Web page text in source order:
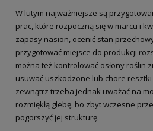
W lutym najważniejsze są
prac, które rozpoczną się w marcu i
zapasy nasion, ocenić stan
przygotować miejsce do produkcji
można też kontrolować osłony roślin
usuwać uszkodzone lub chore
zewnątrz trzeba jednak uważać na
rozmiękłą glebę, bo zbyt wczesne
pogorszyć jej strukturę.